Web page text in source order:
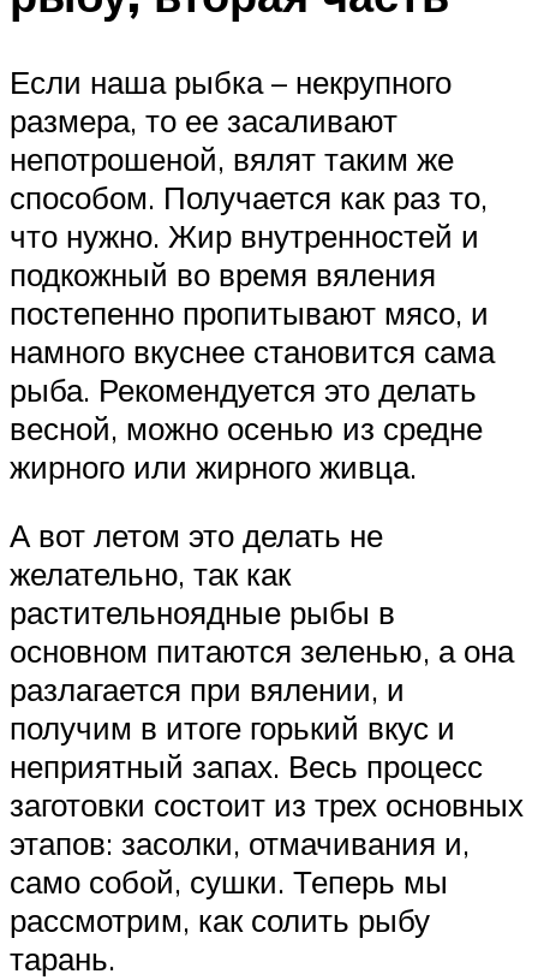
Если наша рыбка – некрупного
размера, то ее засаливают
непотрошеной, вялят таким же
способом. Получается как раз то,
что нужно. Жир внутренностей и
подкожный во время вяления
постепенно пропитывают мясо, и
намного вкуснее становится сама
рыба. Рекомендуется это делать
весной, можно осенью из средне
жирного или жирного живца.
А вот летом это делать не
желательно, так как
растительноядные рыбы в
основном питаются зеленью, а она
разлагается при вялении, и
получим в итоге горький вкус и
неприятный запах. Весь процесс
заготовки состоит из трех основных
этапов: засолки, отмачивания и,
само собой, сушки. Теперь мы
рассмотрим, как солить рыбу
тарань.